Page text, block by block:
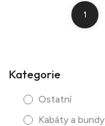
1
Kategorie
Ostatní
Kabáty a bundy